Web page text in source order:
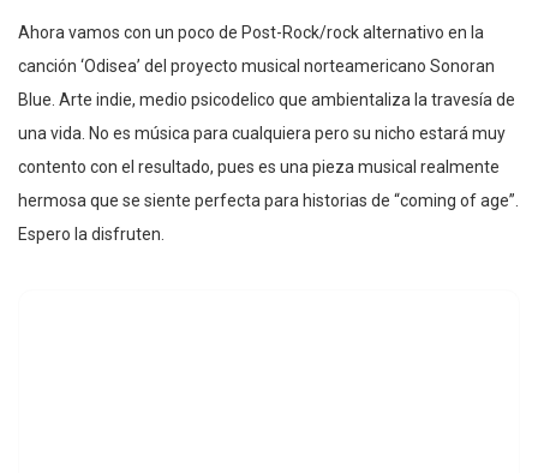
Ahora vamos con un poco de Post-Rock/rock alternativo en la
canción ‘Odisea’ del proyecto musical norteamericano Sonoran
Blue. Arte indie, medio psicodelico que ambientaliza la travesía de
una vida. No es música para cualquiera pero su nicho estará muy
contento con el resultado, pues es una pieza musical realmente
hermosa que se siente perfecta para historias de “coming of age”.
Espero la disfruten.